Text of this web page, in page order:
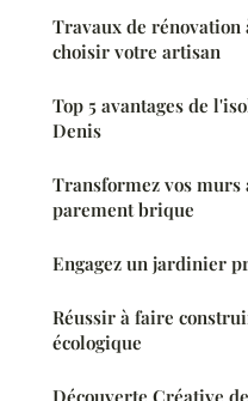
Travaux de
choisir votre artisan
Top 5 avantages de
Denis
Transformez vos murs
parement brique
Engagez un jardinier
Réussir à faire
écologique